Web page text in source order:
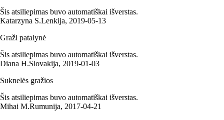
Šis atsiliepimas buvo automatiškai išverstas.
Katarzyna S.Lenkija, 2019‑05‑13
Graži patalynė
Šis atsiliepimas buvo automatiškai išverstas.
Diana H.Slovakija, 2019‑01‑03
Suknelės gražios
Šis atsiliepimas buvo automatiškai išverstas.
Mihai M.Rumunija, 2017‑04‑21